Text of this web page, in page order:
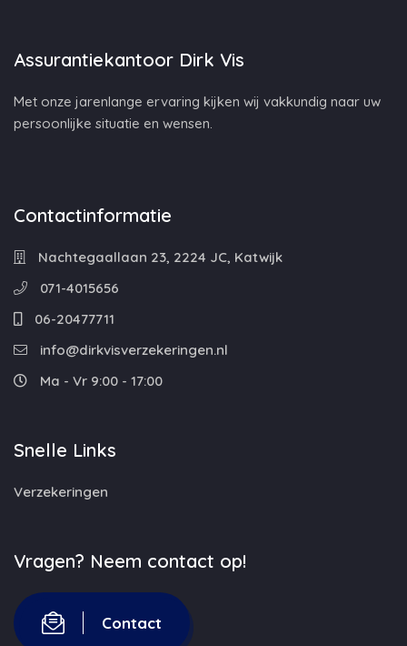
Assurantiekantoor Dirk Vis
Met onze jarenlange ervaring kijken wij vakkundig naar uw
persoonlijke situatie en wensen.
Contactinformatie
Nachtegaallaan 23, 2224 JC, Katwijk
071-4015656
06-20477711
info@dirkvisverzekeringen.nl
Ma - Vr 9:00 - 17:00
Snelle Links
Verzekeringen
Vragen? Neem contact op!
Contact